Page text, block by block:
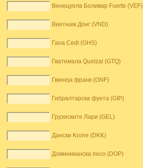
Венецуела Боливар Fuerte (VEF)
Виетнам Донг (VND)
Гана Cedi (GHS)
Гватемала Quetzal (GTQ)
Гвинеја франк (GNF)
Гибралтарска фунта (GIP)
Грузиските Лари (GEL)
Дански Krone (DKK)
Доминиканска песо (DOP)